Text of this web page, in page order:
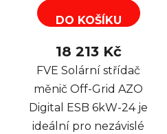
DO KOŠÍKU
18 213 Kč
FVE Solární střídač
měnič Off-Grid AZO
Digital ESB 6kW-24 je
ideální pro nezávislé